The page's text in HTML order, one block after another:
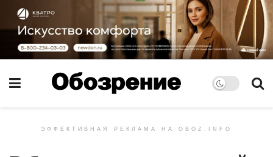
ЭФФЕКТИВНАЯ РЕКЛАМА НА OBOZ.INFO